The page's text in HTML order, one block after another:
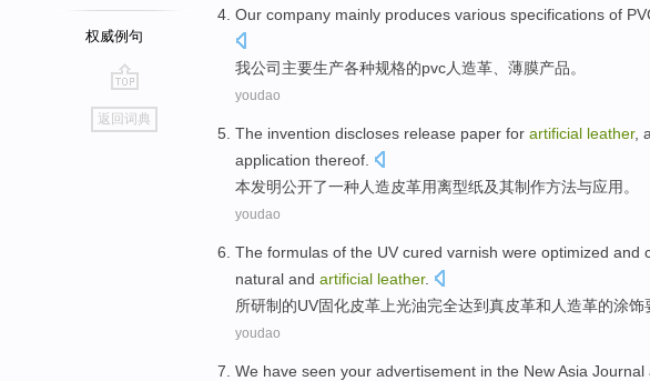
权威例句
go
top
返回词典
Our company mainly produces various specifications of
我公司 主要生产各种规格的pvc人造革、 薄膜产品。
youdao
The invention discloses release paper for artificial leather, a
application thereof
本发明公开了一种人造皮革用离型纸及其制作方法与应用。
youdao
The formulas of the UV cured varnish were optimized and
natural and artificial leather.
所研制 的UV固化皮革上光油完全达到真皮革和 人造革的涂饰
youdao
We have seen your advertisement in the NewAsia Journal